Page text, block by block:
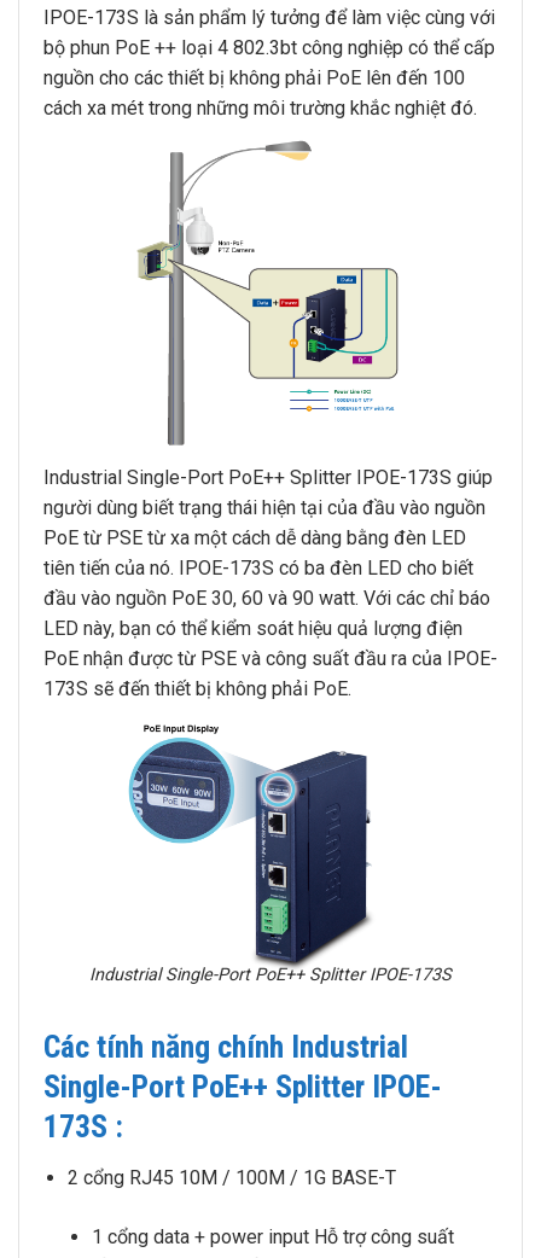
IPOE-173S là sản phẩm lý tưởng để làm việc cùng với
bộ phun PoE ++ loại 4 802.3bt công nghiệp có thể cấp
nguồn cho các thiết bị không phải PoE lên đến 100
cách xa mét trong những môi trường khắc nghiệt đó.
Industrial Single-Port PoE++ Splitter IPOE-173S giúp
người dùng biết trạng thái hiện tại của đầu vào nguồn
PoE từ PSE từ xa một cách dễ dàng bằng đèn LED
tiên tiến của nó. IPOE-173S có ba đèn LED cho biết
đầu vào nguồn PoE 30, 60 và 90 watt. Với các chỉ báo
LED này, bạn có thể kiểm soát hiệu quả lượng điện
PoE nhận được từ PSE và công suất đầu ra của IPOE-
173S sẽ đến thiết bị không phải PoE.
Industrial Single-Port PoE++ Splitter IPOE-173S
Các tính năng chính Industrial
Single-Port PoE++ Splitter IPOE-
173S :
2 cổng RJ45 10M / 100M / 1G BASE-T
1 cổng data + power input Hỗ trợ công suất